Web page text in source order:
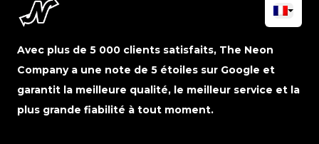
Avec plus de 5 000 clients satisfaits, The Neon
Company a une note de 5 étoiles sur Google et
garantit la meilleure qualité, le meilleur service et la
plus grande fiabilité à tout moment.